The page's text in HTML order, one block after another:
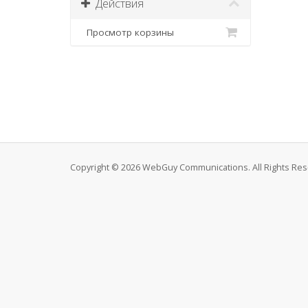
Просмотр корзины
Copyright © 2026 WebGuy Communications. All Rights